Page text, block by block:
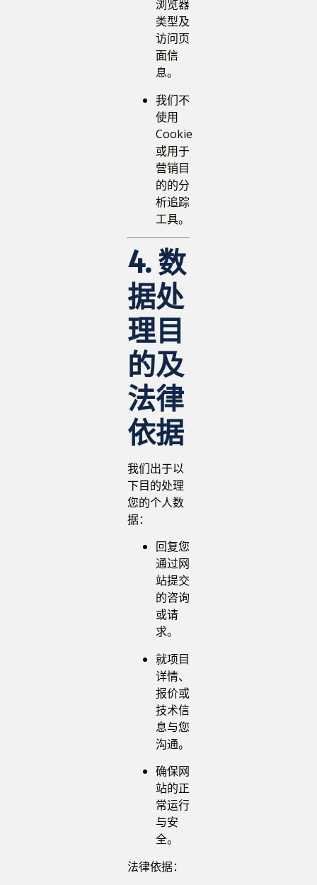
浏览器
类型及
访问页
面信
息。
我们不
使用
Cookie
或用于
营销目
的的分
析追踪
工具。
4. 数
据处
理目
的及
法律
依据
我们出于以
下目的处理
您的个人数
据：
回复您
通过网
站提交
的咨询
或请
求。
就项目
详情、
报价或
技术信
息与您
沟通。
确保网
站的正
常运行
与安
全。
法律依据：